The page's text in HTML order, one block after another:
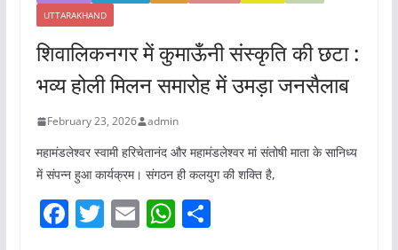
UTTARAKHAND
शिवालिकनगर में कुमाऊँनी संस्कृति की छटा :
भव्य होली मिलन समारोह में उमड़ा जनसैलाब
February 23, 2026 admin
महामंडलेश्वर स्वामी हरिचेतानंद और महामंडलेश्वर मां संतोषी माता के सानिध्य
में संपन्न हुआ कार्यक्रम। संगठन ही कलयुग की शक्ति है,
F T E W S